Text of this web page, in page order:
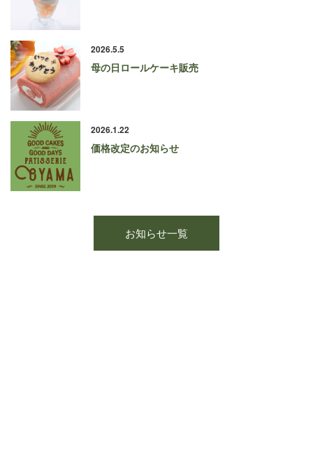
2026.5.5
母の日ロールケーキ販売
2026.1.22
価格改定のお知らせ
お知らせ一覧